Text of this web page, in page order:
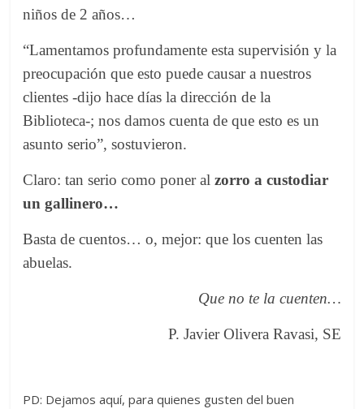
niños de 2 años…
“Lamentamos profundamente esta supervisión y la
preocupación que esto puede causar a nuestros
clientes -dijo hace días la dirección de la
Biblioteca-; nos damos cuenta de que esto es un
asunto serio”, sostuvieron.
Claro: tan serio como poner alzorro a custodiar
un gallinero…
Basta de cuentos… o, mejor: que los cuenten las
abuelas.
Que no te la cuenten…
P. Javier Olivera Ravasi, SE
PD: Dejamos aquí, para quienes gusten del buen